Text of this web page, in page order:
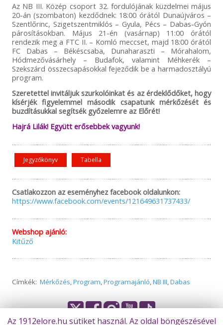
Az NB III. Közép csoport 32. fordulójának küzdelmei május
20-án (szombaton) kezdődnek: 18:00 órától Dunaújváros –
Szentlőrinc, Szigetszentmiklós – Gyula, Pécs – Dabas-Gyón
párosításokban. Május 21-én (vasárnap) 11:00 órától
rendezik meg a FTC II. – Komló meccset, majd 18:00 órától
FC Dabas – Békéscsaba, Dunaharaszti – Mórahalom,
Hódmezővásárhely – Budafok, valamint Méhkerék –
Szekszárd összecsapásokkal fejeződik be a harmadosztályú
program.
Szeretettel invitáljuk szurkolóinkat és az érdeklődőket, hogy
kísérjék figyelemmel második csapatunk mérkőzését és
buzdításukkal segítsék győzelemre az Előrét!
Hajrá Lilák! Együtt erősebbek vagyunk!
Jegyzőkönyv Tabella
Csatlakozzon az eseményhez facebook oldalunkon:
https://www.facebook.com/events/121649631737433/
Webshop ajánló:
Kitűző
Címkék: Mérkőzés,Program,Programajánló,NB III,Dabas
Az 1912elore.hu sütiket használ. Az oldal böngészésével